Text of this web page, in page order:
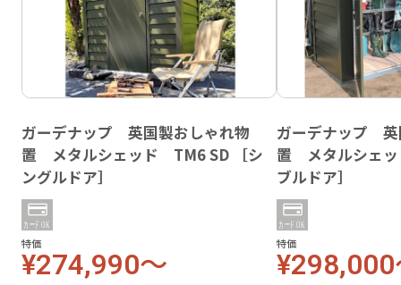
ガーデナップ 英国製おしゃれ物
置 メタルシェッド TM6 SD ［シ
ングルドア］
特価
¥274,990～
ガーデナップ 英
置 メタルシェ
ブルドア］
特価